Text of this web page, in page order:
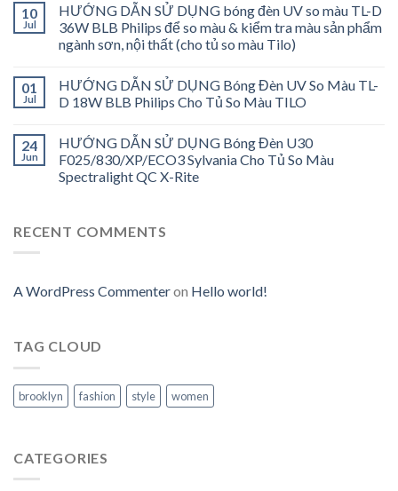
10
Jul
HƯỚNG DẪN SỬ DỤNG bóng đèn UV so màu TL-D
36W BLB Philips để so màu & kiểm tra màu sản phẩm
ngành sơn, nội thất (cho tủ so màu Tilo)
01
Jul
HƯỚNG DẪN SỬ DỤNG Bóng Đèn UV So Màu TL-
D 18W BLB Philips Cho Tủ So Màu TILO
24
Jun
HƯỚNG DẪN SỬ DỤNG Bóng Đèn U30
F025/830/XP/ECO3 Sylvania Cho Tủ So Màu
Spectralight QC X-Rite
RECENT COMMENTS
A WordPress Commenteron Hello world!
TAG CLOUD
brooklyn fashion style women
CATEGORIES